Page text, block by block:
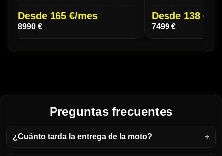
Desde 165 €/mes
8990 €
Desde 138 €/
7499 €
Preguntas frecuentes
¿Cuánto tarda la entrega de la moto?